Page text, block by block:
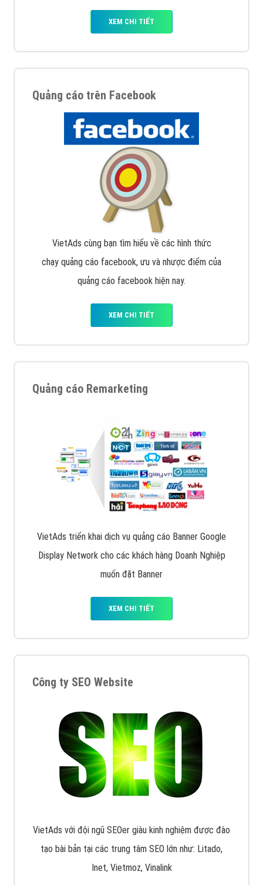
XEM CHI TIẾT
Quảng cáo trên Facebook
VietAds cùng bạn tìm hiểu về các hình thức
chạy quảng cáo facebook, ưu và nhược điểm của
quảng cáo facebook hiện nay.
XEM CHI TIẾT
Quảng cáo Remarketing
VietAds triển khai dịch vụ quảng cáo Banner Google
Display Network cho các khách hàng Doanh Nghiệp
muốn đặt Banner
XEM CHI TIẾT
Công ty SEO Website
VietAds với đội ngũ SEOer giàu kinh nghiệm được đào
tạo bài bản tại các trung tâm SEO lớn như: Litado,
Inet, Vietmoz, Vinalink